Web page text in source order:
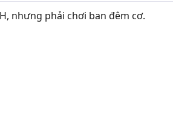
nhưng phải chơi ban đêm cơ.